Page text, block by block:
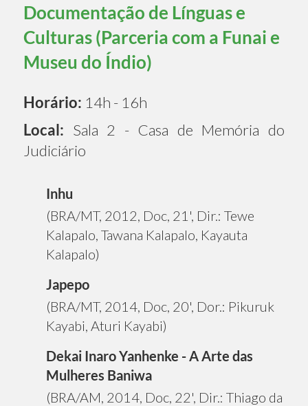
Documentação de Línguas e
Culturas (Parceria com a Funai e
Museu do Índio)
Horário: 14h - 16h
Local: Sala 2 - Casa de Memória do
Judiciário
Inhu
(BRA/MT, 2012, Doc, 21', Dir.: Tewe
Kalapalo, Tawana Kalapalo, Kayauta
Kalapalo)
Japepo
(BRA/MT, 2014, Doc, 20', Dor.: Pikuruk
Kayabi, Aturi Kayabi)
Dekai Inaro Yanhenke - A Arte das
Mulheres Baniwa
(BRA/AM, 2014, Doc, 22', Dir.: Thiago da